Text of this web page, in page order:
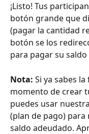
¡Listo! Tus
botón grande que
(pagar la cantidad
botón se los
para pagar su
Nota: Si ya sabes
momento de crear
puedes usar nuestra
(plan de pago)
saldo adeudado.